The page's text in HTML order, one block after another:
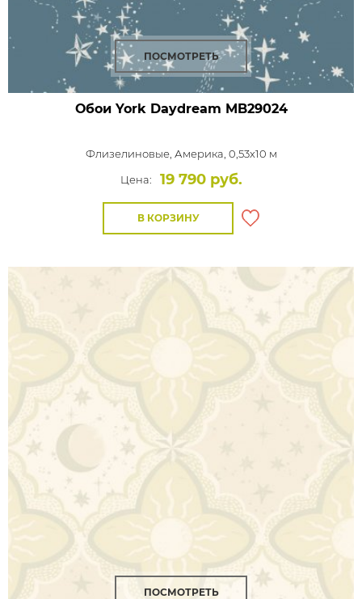
ПОСМОТРЕТЬ
Обои York Daydream MB29024
Флизелиновые, Америка, 0,53x10 м
Цена:
19 790 руб.
В КОРЗИНУ
ПОСМОТРЕТЬ